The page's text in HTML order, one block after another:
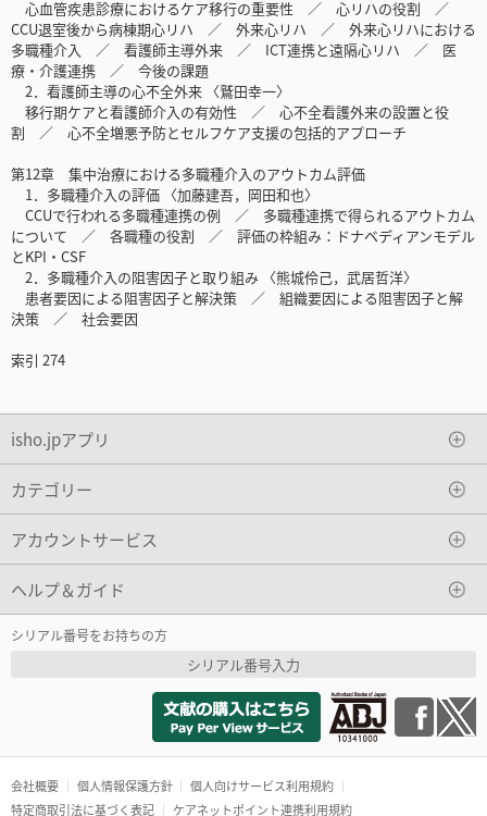
心血管疾患診療におけるケア移行の重要性 ／ 心リハの役割 ／
CCU退室後から病棟期心リハ ／ 外来心リハ ／ 外来心リハにおける
多職種介入 ／ 看護師主導外来 ／ ICT連携と遠隔心リハ ／ 医
療・介護連携 ／ 今後の課題
2．看護師主導の心不全外来 〈鷲田幸一〉
移行期ケアと看護師介入の有効性 ／ 心不全看護外来の設置と役
割 ／ 心不全増悪予防とセルフケア支援の包括的アプローチ
第12章 集中治療における多職種介入のアウトカム評価
1．多職種介入の評価 〈加藤建吾，岡田和也〉
CCUで行われる多職種連携の例 ／ 多職種連携で得られるアウトカム
について ／ 各職種の役割 ／ 評価の枠組み：ドナベディアンモデル
とKPI・CSF
2．多職種介入の阻害因子と取り組み 〈熊城伶己，武居哲洋〉
患者要因による阻害因子と解決策 ／ 組織要因による阻害因子と解
決策 ／ 社会要因
索引 274
isho.jpアプリ
カテゴリー
アカウントサービス
ヘルプ＆ガイド
シリアル番号をお持ちの方
シリアル番号入力
会社概要 個人情報保護方針
個人向けサービス利用規約
特定商取引法に基づく表記
ケアネットポイント連携利用規約